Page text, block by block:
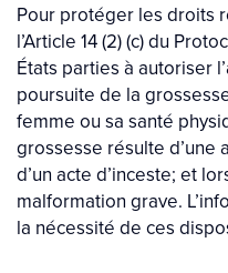
Pour protéger les droits
l’Article 14 (2) (c) du
États parties à autoriser
poursuite de la
femme ou sa santé
grossesse résulte d’une
d’un acte d’inceste; et
malformation grave.
la nécessité de ces